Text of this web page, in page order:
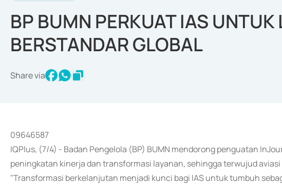
BP BUMN PERKUAT IAS UNTUK
BERSTANDAR GLOBAL
Share via
09646587
IQPlus, (7/4) - Badan Pengelola (BP) BUMN mendorong penguatan
peningkatan kinerja dan transformasi layanan, sehingga terwujud
"Transformasi berkelanjutan menjadi kunci bagi IAS untuk tumbuh